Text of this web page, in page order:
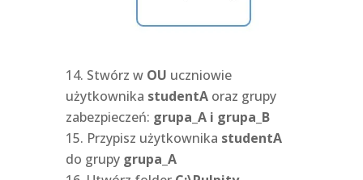
Stwórz w OU uczniowie
użytkownika studentAoraz grupy
zabezpieczeń: grupa_A i grupa_B
Przypisz użytkownika studentA
do grupygrupa_A